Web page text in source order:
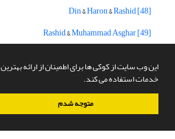
این وب سایت از کوکی ها برای اطمینان از ارائه بهترین
خدمات استفاده می کند.
متوجه شدم
[48]
Din&Haron&Rashid
[49]
Rashid&Muhammad Asghar
[51]
Siriwongs
[52]
Suknaisith